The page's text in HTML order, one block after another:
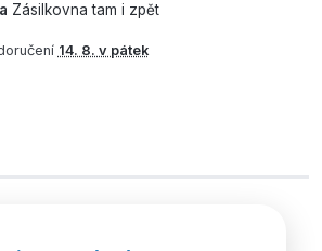
Zásilkovna tam i zpět
14. 8. v pátek